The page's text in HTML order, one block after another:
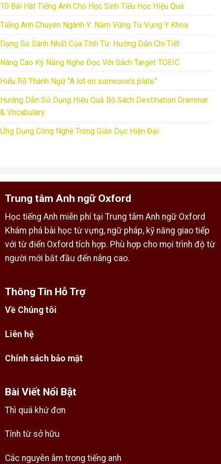
10 Bài Hát Tiếng Anh Cho Học Sinh Tiểu Học Hiệu Quả
Tiếng Anh Chuyên Ngành Y: Nắm Vững Từ Vựng Y Khoa
Dạng So Sánh Nhất Của Tính Từ: Hướng Dẫn Chi Tiết
Nâng Cao Kỹ Năng Nghe Đọc Với Sách Target TOEIC
Hiểu Rõ Thành Ngữ “A lot on someone’s plate”
Hướng Dẫn Sử Dụng Hiệu Quả Bộ Sách Destination Grammar
& Vocabulary
Ứng Dụng Công Nghệ Trong Giáo Dục Hiện Đại
Trung tâm Anh ngữ Oxford
Học tiếng Anh miễn phí tại Trung tâm Anh ngữ Oxford
Khám phá bài học từ vựng, ngữ pháp, kỹ năng giao tiếp
với từ điển Oxford tích hợp. Phù hợp cho mọi trình độ từ
người mới bắt đầu đến nâng cao.
Thông Tin Hỗ Trợ
Về Chúng tôi
Liên hệ
Chính sách bảo mật
Bài Viết Nổi Bật
Thì quá khứ đơn
Tính từ sở hữu
Các nguyên âm trong tiếng anh